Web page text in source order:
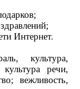
Интернет.
культура,
культура речи,
вежливость,